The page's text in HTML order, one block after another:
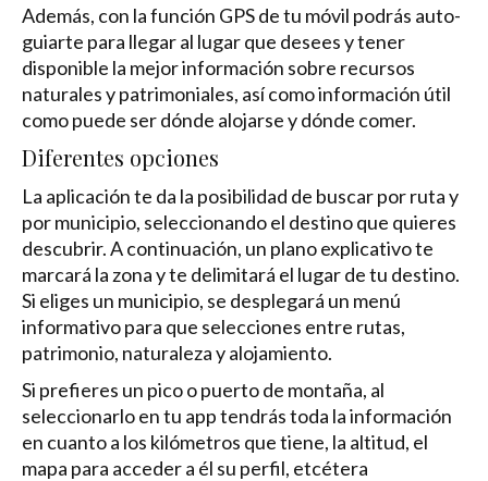
Además, con la función GPS de tu móvil podrás auto-
guiarte para llegar al lugar que desees y tener
disponible la mejor información sobre recursos
naturales y patrimoniales, así como información útil
como puede ser dónde alojarse y dónde comer.
Diferentes opciones
La aplicación te da la posibilidad de buscar por ruta y
por municipio, seleccionando el destino que quieres
descubrir. A continuación, un plano explicativo te
marcará la zona y te delimitará el lugar de tu destino.
Si eliges un municipio, se desplegará un menú
informativo para que selecciones entre rutas,
patrimonio, naturaleza y alojamiento.
Si prefieres un pico o puerto de montaña, al
seleccionarlo en tu app tendrás toda la información
en cuanto a los kilómetros que tiene, la altitud, el
mapa para acceder a él su perfil, etcétera